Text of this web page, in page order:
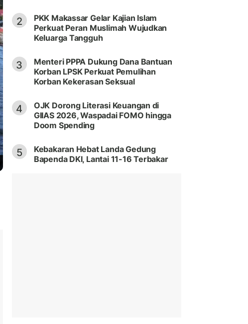
2
PKK Makassar Gelar Kajian Islam
Perkuat Peran Muslimah Wujudkan
Keluarga Tangguh
3
Menteri PPPA Dukung Dana Bantuan
Korban LPSK Perkuat Pemulihan
Korban Kekerasan Seksual
4
OJK Dorong Literasi Keuangan di
GIIAS 2026, Waspadai FOMO hingga
Doom Spending
5
Kebakaran Hebat Landa Gedung
Bapenda DKI, Lantai 11-16 Terbakar